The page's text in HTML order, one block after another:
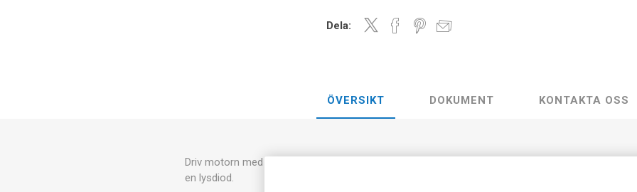
Dela:
ÖVERSIKT DOKUMENT KONTAKTA OSS
Driv motorn med 2st seriekopplade solceller 2294 eller 1st 2283. Denna motor kan även
en lysdiod.